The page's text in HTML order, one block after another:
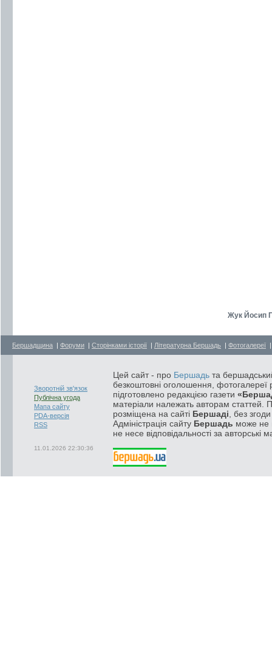
Жук Йосип
Бершадщина | Форуми | Сторінками історії | Літературна Бершадь | Фотогалереї
Зворотній зв'язок
Публічна угода
Мапа сайту
PDA-версія
RSS
11.01.2026 22:30:36
Цей сайт - про Бершадь та
безкоштовні оголошення, фотогалереї
підготовлено редакцією газети
матеріали належать авторам статтей.
розміщена на сайті Бершаді , без
Адміністрація сайту Бершадь може не
не несе відповідальності за авторські